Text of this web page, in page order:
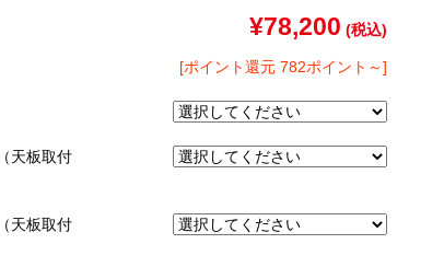
扉式カウンター下ラック
万が一の地震対策
突っ張りラック【Pittaly】
¥78,200 (税込)
[ポイント還元 782ポイント～]
天板取付
天板取付